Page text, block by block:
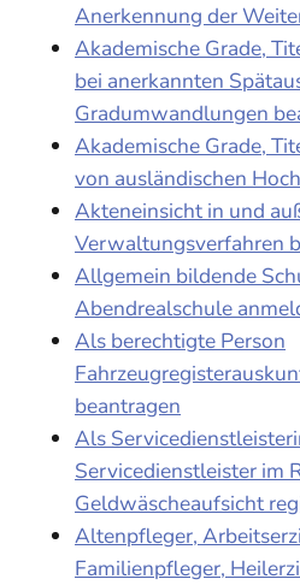
Anerkennung der
Akademische Grade,
bei anerkannten
Gradumwandlungen
Akademische Grade,
von ausländischen
Akteneinsicht in und
Verwaltungsverfahren
Allgemein bildende
Abendrealschule
Als berechtigte Person
beantragen
Als
Servicedienstleister im
Geldwäscheaufsicht
Altenpfleger,
Familienpfleger,